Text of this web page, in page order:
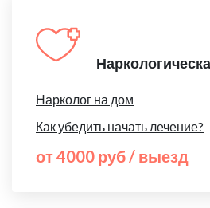
Нарколог на дом
Как убедить начать лечение?
от 4000 руб / выезд